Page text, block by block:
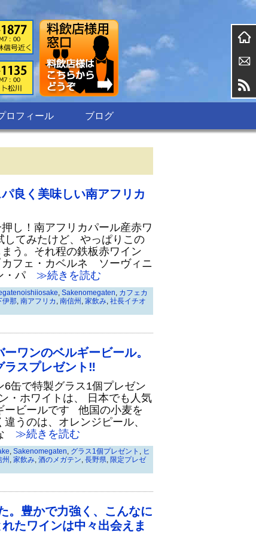
ロフィール ブログ
良く美味しい南アフリカ
し！南アフリカパール産赤ワ
してみたけど、やっぱりこの
う。それ程の鉄板赤ワイン
カフェ・カベルネ ソーヴィニ
・パ≫続きを読む
, Sakenomegaten, カフェカ
伊那, 南アフリカ , 南信州 , 家飲み, 社長イチオ
ワンのベルギービール。
ラスプレゼント‼
6缶で特製グラス1個プレゼン
・ホワイトは、 日本でも人気
ービールです 他国の小麦を
うのは、オレンジピール、
≫続きを読む
, Sakenomegaten, グラス1個プレゼント , ヒ
州 , 家飲み, 酒のメガテン, 長野県, 限定プレゼ
。豊かで力強く、こんなに
たワインは中々出会えま